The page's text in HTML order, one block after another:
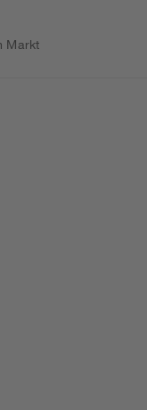
Markt